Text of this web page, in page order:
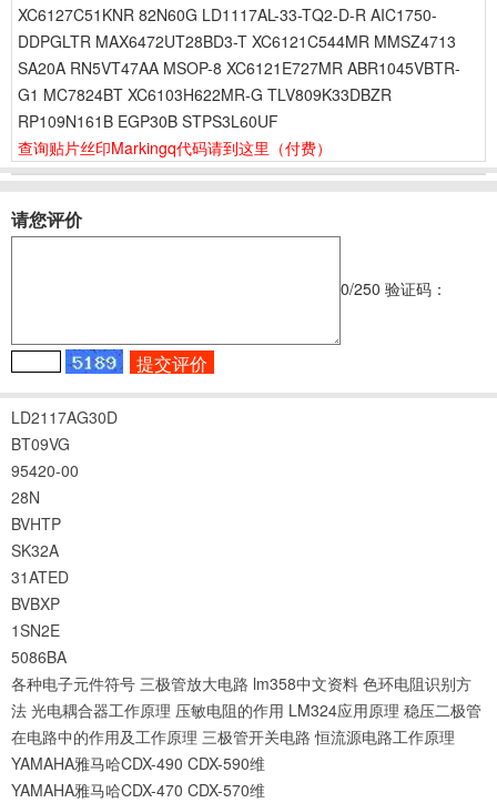
XC6127C51KNR 82N60G LD1117AL-33-TQ2-D-R AIC1750-
DDPGLTR MAX6472UT28BD3-T XC6121C544MR MMSZ4713
SA20A RN5VT47AA MSOP-8 XC6121E727MR ABR1045VBTR-
G1 MC7824BT XC6103H622MR-G TLV809K33DBZR
RP109N161B EGP30B STPS3L60UF
查询贴片丝印Markingq代码请到这里 （付费）
请您评价
0/250 验证码：
LD2117AG30D
BT09VG
95420-00
28N
BVHTP
SK32A
31ATED
BVBXP
1SN2E
5086BA
各种电子元件符号 三极管放大电路 lm358中文资料 色环电阻识别方
法 光电耦合器工作原理 压敏电阻的作用 LM324应用原理 稳压二极管
在电路中的作用及工作原理 三极管开关电路 恒流源电路工作原理
YAMAHA雅马哈CDX-490 CDX-590维
YAMAHA雅马哈CDX-470 CDX-570维